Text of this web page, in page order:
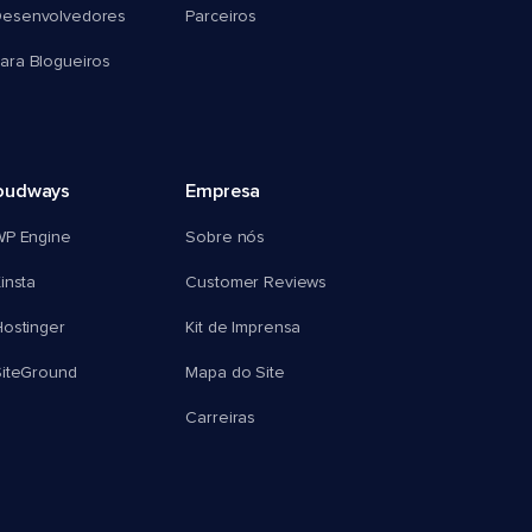
Blogueiros
Parceiros
Engine
Empresa
Sobre nós
Customer Reviews
Kit de Imprensa
Mapa do Site
Carreiras